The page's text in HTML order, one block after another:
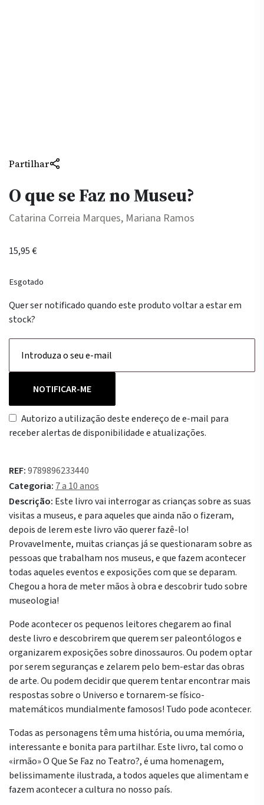
Partilhar
O que se Faz no Museu?
Catarina Correia Marques, Mariana Ramos
15,95€
Esgotado
Quer ser notificado quando este produto voltar a estar em
stock?
NOTIFICAR-ME
Autorizo a utilização deste endereço de e-mail para
receber alertas de disponibilidade e atualizações.
REF:9789896233440
Categoria: 7 a 10 anos
Descrição: Este livro vai interrogar as crianças sobre as suas
visitas a museus, e para aqueles que ainda não o fizeram,
depois de lerem este livro vão querer fazê-lo!
Provavelmente, muitas crianças já se questionaram sobre as
pessoas que trabalham nos museus, e que fazem acontecer
todas aqueles eventos e exposições com que se deparam.
Chegou a hora de meter mãos à obra e descobrir tudo sobre
museologia!
Pode acontecer os pequenos leitores chegarem ao final
deste livro e descobrirem que querem ser paleontólogos e
organizarem exposições sobre dinossauros. Ou podem optar
por serem seguranças e zelarem pelo bem-estar das obras
de arte. Ou podem decidir que querem tentar encontrar mais
respostas sobre o Universo e tornarem-se físico-
matemáticos mundialmente famosos! Tudo pode acontecer.
Todas as personagens têm uma história, ou uma memória,
interessante e bonita para partilhar. Este livro, tal como o
«irmão» O Que Se Faz no Teatro?, é uma homenagem,
belissimamente ilustrada, a todos aqueles que alimentam e
fazem acontecer a cultura no nosso país.